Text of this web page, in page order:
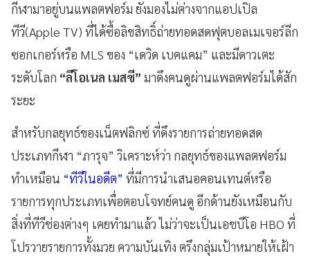
กีฬามาอยู่บนแพลตฟอร์ม ยังมองไม่ต่างจากแอปเปิล
ทีวี(Apple TV) ที่ได้ซื้อลิขสิทธิ์ถ่ายทอดสดฟุตบอลเมเจอร์ลีก
ซอกเกอร์หรือ MLS ของ “เดวิด เบคแคม” และมีดาวเตะ
ระดับโลก “ลีโอเนล เมสซี” มาดึงคนดูผ่านแพลตฟอร์มได้สัก
ระยะ
สำหรับกลยุทธ์ของเน็ตฟลิกซ์ ที่ดึงรายการถ่ายทอดสด
ประเภทกีฬา “ภารุจ” วิเคราะห์ว่า กลยุทธ์ของแพลตฟอร์ม
ทำเหมือน “ทีวีในอดีต” ที่มีการนำเสนอคอนเทนต์หรือ
รายการทุกประเภทเพื่อตอบโจทย์คนดู อีกด้านยังเหมือนกับ
สิ่งที่ทีวีช่องต่างๆ เคยทำมาแล้ว ไม่ว่าจะเป็นเอชบีโอ HBO ที่
โปรวายรายการทั้งมวย ความบันเทิง ตรึงกลุ่มเป้าหมายให้เฝ้า